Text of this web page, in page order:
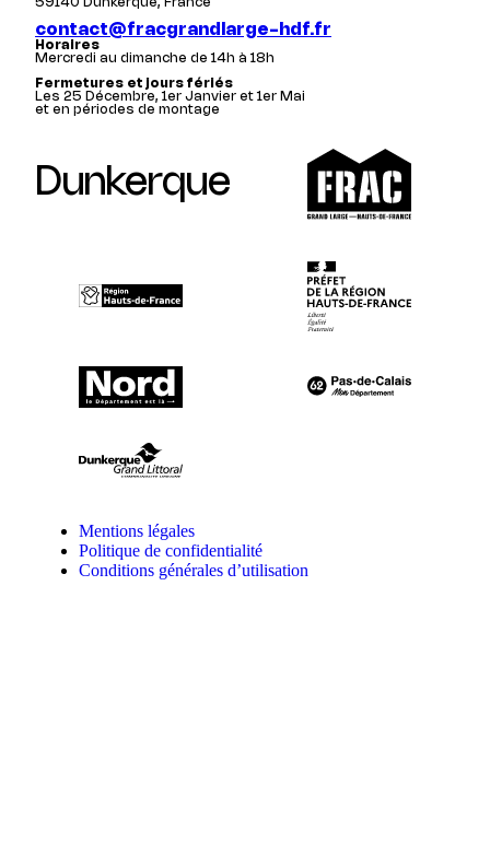
59140 Dunkerque, France
contact@fracgrandlarge-hdf.fr
Horaires
Mercredi au dimanche de 14h à 18h
Fermetures et jours fériés
Les 25 Décembre, 1er Janvier et 1er Mai
et en périodes de montage
Dunkerque
Mentions légales
Politique de confidentialité
Conditions générales d’utilisation